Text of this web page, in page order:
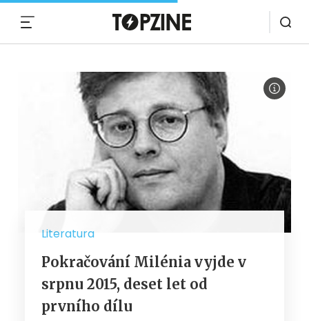
Literatura
Pokračování Milénia vyjde v
srpnu 2015, deset let od
prvního dílu